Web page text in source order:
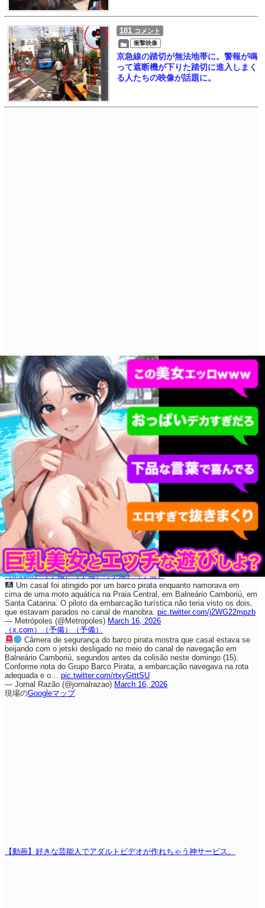
181 コメント
衝撃映像
京急線の踏切が無法地帯に。警報が鳴
って遮断機が下りた踏切に進入しまく
る人たちの映像が話題に。
（x.com）（予備）（予備）（予備）（予備）
Um casal foi atingido por um barco pirata enquanto namorava em
cima de uma moto aquática na Praia Central, em Balneário Camboriú, em
Santa Catarina. O piloto da embarcação turística não teria visto os dois,
que estavam parados no canal de manobra. pic.twitter.com/j2WG22mpzb
— Metrópoles (@Metropoles) March 16, 2026
（x.com）
（予備）
（予備）
Câmera de segurança do barco pirata mostra que casal estava se
beijando com o jetski desligado no meio do canal de navegação em
Balneário Camboriú, segundos antes da colisão neste domingo (15).
Conforme nota do Grupo Barco Pirata, a embarcação navegava na rota
adequada e o… pic.twitter.com/rtxyGtttSU
— Jornal Razão (@jornalrazao) March 16, 2026
現場のGoogleマップ
【動画】好きな芸能人でアダルトビデオが作れちゃう神サービス。